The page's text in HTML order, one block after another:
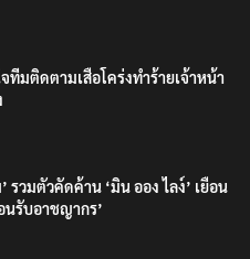
ทีมติดตามเสือโคร่งทำร้ายเจ้าหน้า
รวมตัวคัดค้าน ‘มิน ออง ไลง์’ เยือน
นรับอาชญากร’